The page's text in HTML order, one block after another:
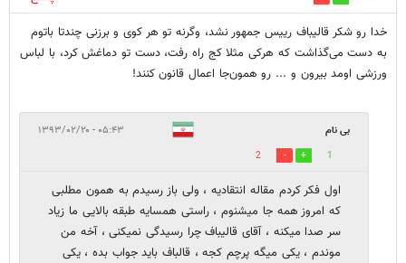
خدا رو شکر قالیباف رییس جمهور نشد، وگرنه تو هر کوی و برزنی چندتا باتوم
به دست می‌گذاشت که هرکی مثلا کج راه رفت، دست تو دماغش کرد، با لباس
ورزشی اومد بیرون و ... رو همون‌جا اعمال قانون کنند!
بی نام ۰۵:۴۳ - ۱۳۹۳/۰۲/۲۰
1
2
اول فکر کردم مقاله انتقادیه ، ولی باز رسیدم به همون مطلبی
که امروز همه جا میشنوم ، راستی همسایه طبقه بالایی ما زیاد
سر صدا میکنه ، آقای قالیباف چرا رسیدگی نمیکنی ، آخه من
موندم ، یکی میگه پرچم کجه ، قالباف باید جواب بده ، یکی